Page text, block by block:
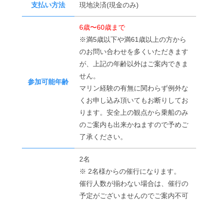
支払い方法 現地決済(現金のみ)
参加可能年齢
6歳〜60歳まで
※満5歳以下や満61歳以上の方から
のお問い合わせを多くいただきます
が、上記の年齢以外はご案内できま
せん。
マリン経験の有無に関わらず例外な
くお申し込み頂いてもお断りしてお
ります。安全上の観点から乗船のみ
のご案内も出来かねますので予めご
了承ください。
2名
※ 2名様からの催行になります。
催行人数が揃わない場合は、催行の
予定がございませんのでご案内不可